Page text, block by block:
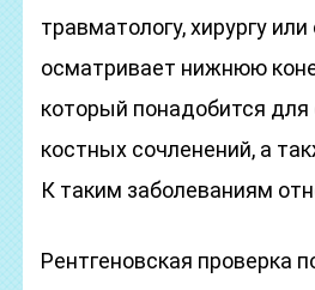
травматологу, хирургу
осматривает нижнюю
который понадобится
костных сочленений, а
К таким заболеваниям
Рентгеновская проверка